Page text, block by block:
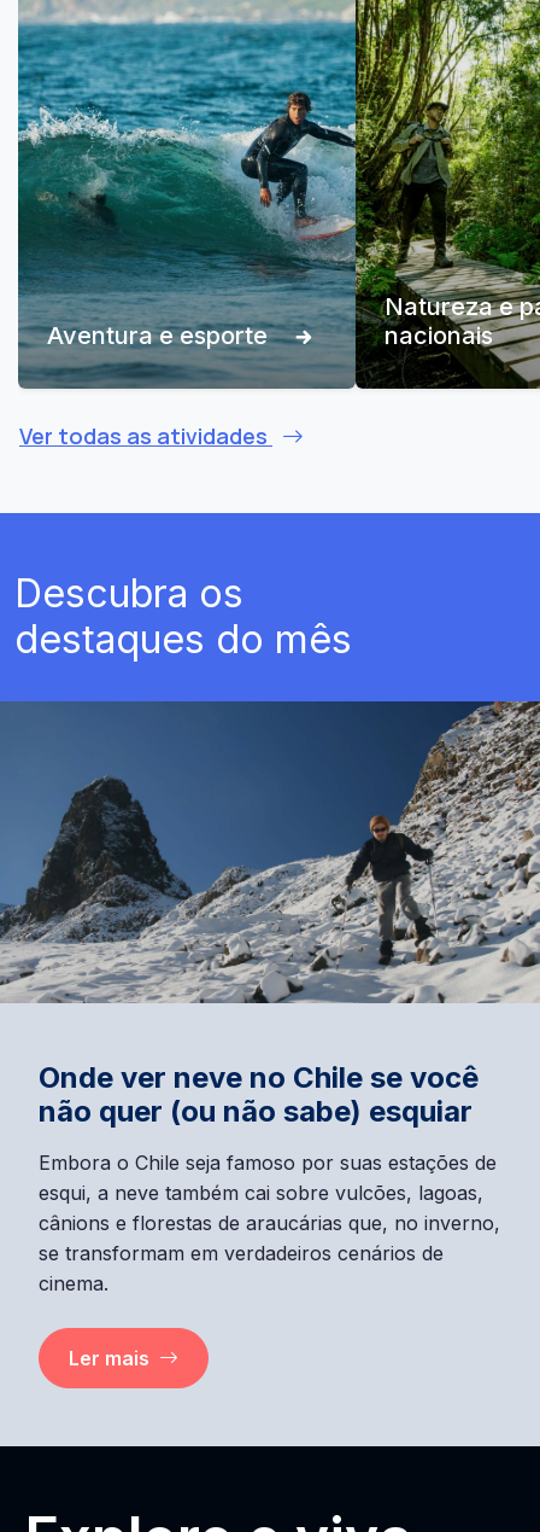
Aventura e esporte
Natureza e
nacionais
Ver todas as atividades
Descubra os
destaques do mês
Onde ver neve no Chile se você
não quer (ou não sabe) esquiar
Embora o Chile seja famoso por suas estações de
esqui, a neve também cai sobre vulcões, lagoas,
cânions e florestas de araucárias que, no inverno,
se transformam em verdadeiros cenários de
cinema.
Ler mais